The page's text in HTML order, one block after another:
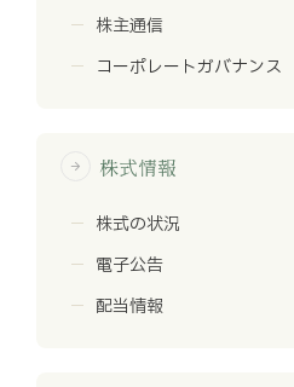
株主通信
コーポレートガバナンス
arrow_forward 株式情報
株式の状況
電子公告
配当情報